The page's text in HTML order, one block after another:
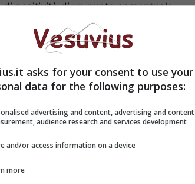
positività di un punto percentuale
+1104 ricoveri in degenza ordinaria.
nel bollettino di oggi. 4437 contagi in
3815 nuovi contagi, 2787 in
casi l’incremento dell’
Emilia
asks for your consent to use your
data for the following purposes:
advertising and content, advertising and content
audience research and services development
and/or access information on a device
more